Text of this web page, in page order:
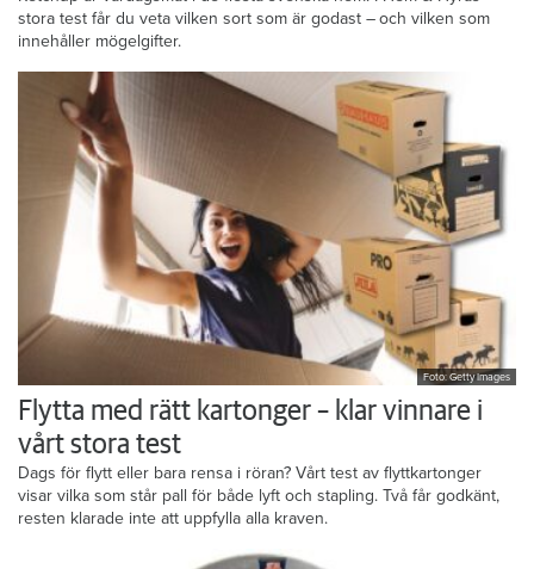
stora test får du veta vilken sort som är godast – och vilken som
innehåller mögelgifter.
Foto: Getty Images
Flytta med rätt kartonger – klar vinnare i
vårt stora test
Dags för flytt eller bara rensa i röran? Vårt test av flyttkartonger
visar vilka som står pall för både lyft och stapling. Två får godkänt,
resten klarade inte att uppfylla alla kraven.